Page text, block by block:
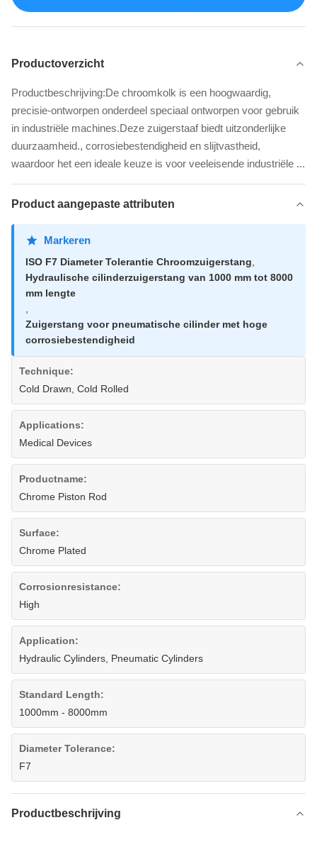
Productoverzicht
Productbeschrijving:De chroomkolk is een hoogwaardig,
precisie-ontworpen onderdeel speciaal ontworpen voor gebruik
in industriële machines.Deze zuigerstaaf biedt uitzonderlijke
duurzaamheid., corrosiebestendigheid en slijtvastheid,
waardoor het een ideale keuze is voor veeleisende industriële ...
Product aangepaste attributen
Markeren
ISO F7 Diameter Tolerantie Chroomzuigerstang
Hydraulische cilinderzuigerstang van 1000 mm tot 8000
mm lengte
Zuigerstang voor pneumatische cilinder met hoge
corrosiebestendigheid
Technique:
Cold Drawn, Cold Rolled
Applications:
Medical Devices
Productname:
Chrome Piston Rod
Surface:
Chrome Plated
Corrosionresistance:
High
Application:
Hydraulic Cylinders, Pneumatic Cylinders
Standard Length:
1000mm - 8000mm
Diameter Tolerance:
F7
Productbeschrijving